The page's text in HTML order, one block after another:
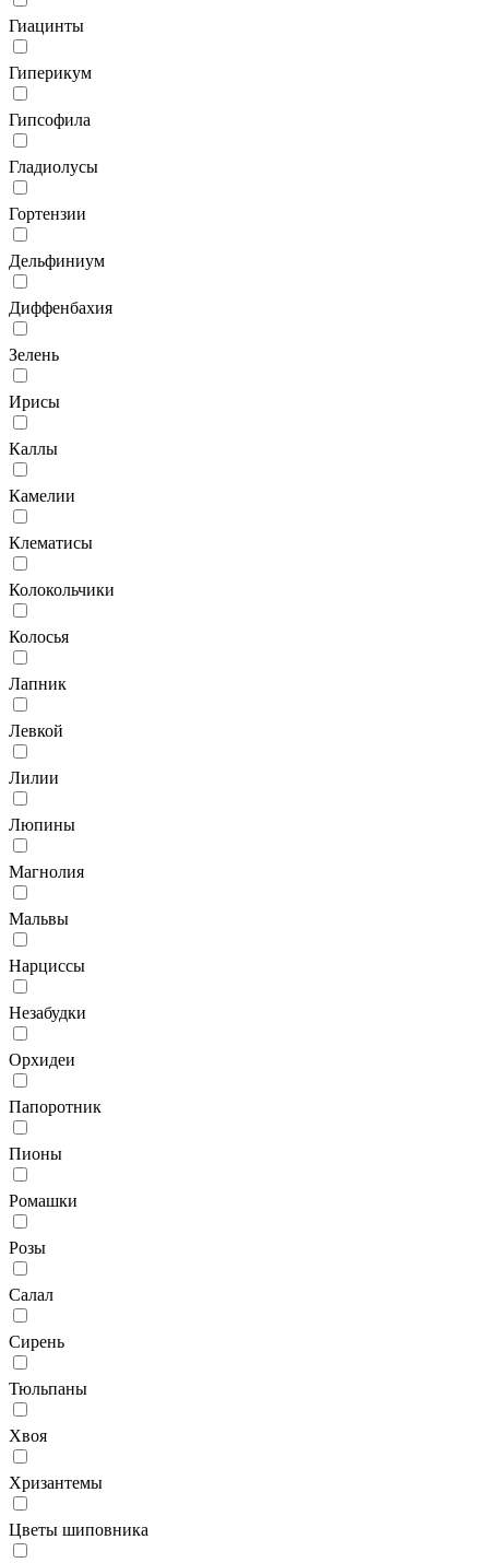
Гиацинты
Гиперикум
Гипсофила
Гладиолусы
Гортензии
Дельфиниум
Диффенбахия
Зелень
Ирисы
Каллы
Камелии
Клематисы
Колокольчики
Колосья
Лапник
Левкой
Лилии
Люпины
Магнолия
Мальвы
Нарциссы
Незабудки
Орхидеи
Папоротник
Пионы
Ромашки
Розы
Салал
Сирень
Тюльпаны
Хвоя
Хризантемы
Цветы шиповника